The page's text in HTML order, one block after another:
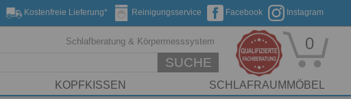
Instagram
Facebook
Reinigungsservice
Kostenfreie Lieferung*
Schlafberatung & Körpermesssystem
SUCHE
0
KOPFKISSEN SCHLAFRAUMMÖBEL